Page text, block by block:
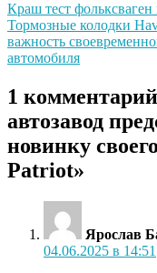
Краш тест фольксваген
Тормозные колодки
важность
автомобиля
1
автозавод
новинку
Patriot»
Ярослав
04.06.2025 в 14:51